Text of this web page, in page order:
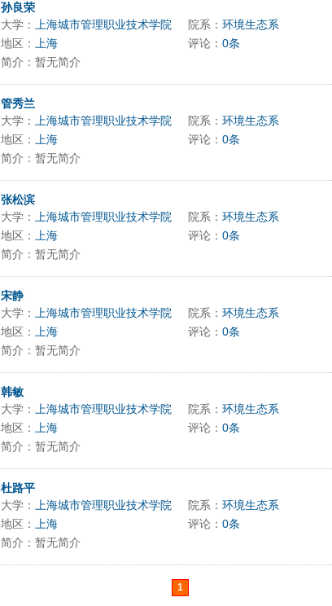
孙良荣
大学：
上海城市管理职业技术学院 院系： 环境生态系
地区： 上海 评论： 0条
简介：暂无简介
管秀兰
大学：
上海城市管理职业技术学院 院系： 环境生态系
地区： 上海 评论： 0条
简介：暂无简介
张松滨
大学：
上海城市管理职业技术学院 院系： 环境生态系
地区： 上海 评论： 0条
简介：暂无简介
宋静
大学：
上海城市管理职业技术学院 院系： 环境生态系
地区： 上海 评论： 0条
简介：暂无简介
韩敏
大学：
上海城市管理职业技术学院 院系： 环境生态系
地区： 上海 评论： 0条
简介：暂无简介
杜路平
大学：
上海城市管理职业技术学院 院系： 环境生态系
地区： 上海 评论： 0条
简介：暂无简介
1